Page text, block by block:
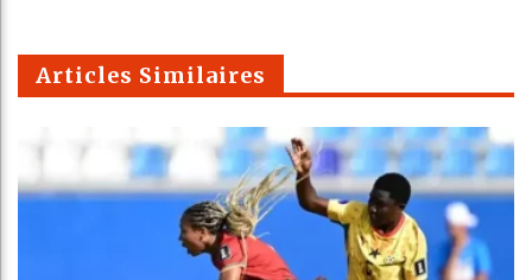
m
Articles Similaires